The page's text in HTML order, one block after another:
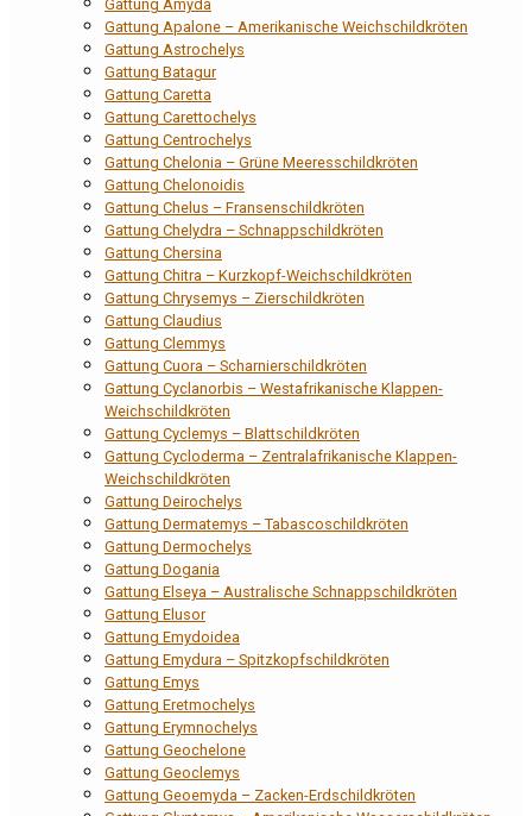
Gattung Amyda
Gattung Apalone – Amerikanische Weichschildkröten
Gattung Astrochelys
Gattung Batagur
Gattung Caretta
Gattung Carettochelys
Gattung Centrochelys
Gattung Chelonia – Grüne Meeresschildkröten
Gattung Chelonoidis
Gattung Chelus – Fransenschildkröten
Gattung Chelydra – Schnappschildkröten
Gattung Chersina
Gattung Chitra – Kurzkopf-Weichschildkröten
Gattung Chrysemys – Zierschildkröten
Gattung Claudius
Gattung Clemmys
Gattung Cuora – Scharnierschildkröten
Gattung Cyclanorbis – Westafrikanische Klappen-
Weichschildkröten
Gattung Cyclemys – Blattschildkröten
Gattung Cycloderma – Zentralafrikanische Klappen-
Weichschildkröten
Gattung Deirochelys
Gattung Dermatemys – Tabascoschildkröten
Gattung Dermochelys
Gattung Dogania
Gattung Elseya – Australische Schnappschildkröten
Gattung Elusor
Gattung Emydoidea
Gattung Emydura – Spitzkopfschildkröten
Gattung Emys
Gattung Eretmochelys
Gattung Erymnochelys
Gattung Geochelone
Gattung Geoclemys
Gattung Geoemyda – Zacken-Erdschildkröten